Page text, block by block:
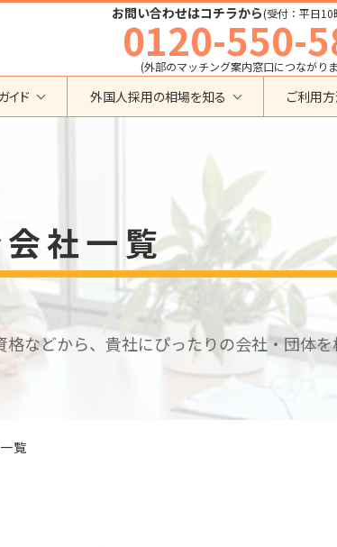
お問い合わせはコチラから(受付：平日10
0120-550-
(外部のマッチング案内窓口につながり
人文知識･国際業務
･定住者･配偶者
職
ンシップ
建設全般
製造全般
介護
清掃・ビルクリーニング
運送・ドライバー
自動車整備
宿泊
漁業
イド 外国人採用の相場を知る
特定技能外国人の受け入れ相場
技人国・高度人材の受け入れ相場
ご利用
社一覧
などから、貴社にぴったりの会社・団体を
覧